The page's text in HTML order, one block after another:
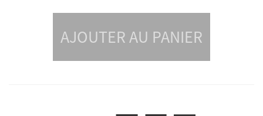
AJOUTER AU PANIER